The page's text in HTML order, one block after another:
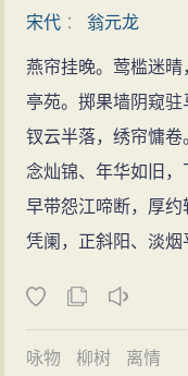
宋代 ：翁元龙
燕帘挂晚。莺槛迷
亭苑。掷果墙阴窥
钗云半落，绣帘慵卷
念灿锦、年华如旧，
早带怨江啼断，厚
凭阑，正斜阳、淡烟
咏物 柳树 离情